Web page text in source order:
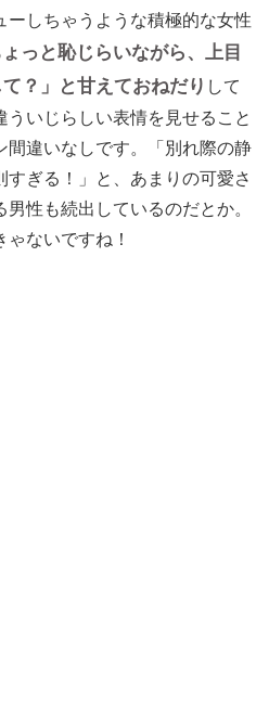
ーしちゃうような積極的な女性
っと恥じらいながら、上目
？」と甘えておねだり して
いじらしい表情を見せること
間違いなしです。「別れ際の静
ぎる！」と、あまりの可愛さ
性も続出しているのだとか。
ないですね！